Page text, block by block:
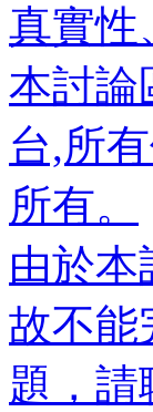
真實性
本討論
台,所
所有。
由於
故不能
題，請